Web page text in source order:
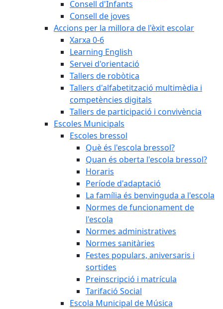
Consell d'Infants
Consell de joves
Accions per la millora de l'èxit escolar
Xarxa 0-6
Learning English
Servei d'orientació
Tallers de robòtica
Tallers d'alfabetització multimèdia i
competències digitals
Tallers de participació i convivència
Escoles Municipals
Escoles bressol
Què és l'escola bressol?
Quan és oberta l'escola bressol?
Horaris
Període d'adaptació
La família és benvinguda a l'escola
Normes de funcionament de
l'escola
Normes administratives
Normes sanitàries
Festes populars, aniversaris i
sortides
Preinscripció i matrícula
Tarifació Social
Escola Municipal de Música